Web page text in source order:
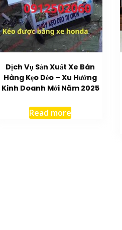
Dịch Vụ Sản Xuất Xe Bán
Hàng Kẹo Dẻo – Xu Hướng
Kinh Doanh Mới Năm 2025
Read more